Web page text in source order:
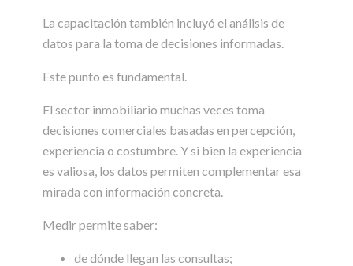
La capacitación también incluyó el análisis de
datos para la toma de decisiones informadas.
Este punto es fundamental.
El sector inmobiliario muchas veces toma
decisiones comerciales basadas en percepción,
experiencia o costumbre. Y si bien la experiencia
es valiosa, los datos permiten complementar esa
mirada con información concreta.
Medir permite saber:
de dónde llegan las consultas;